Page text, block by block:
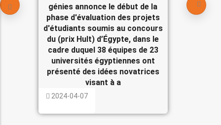
génies annonce le début de la
phase d'évaluation des projets
d'étudiants soumis au concours
du (prix Hult) d’Égypte, dans le
cadre duquel 38 équipes de 23
universités égyptiennes ont
présenté des idées novatrices
visant à a
2024-04-07